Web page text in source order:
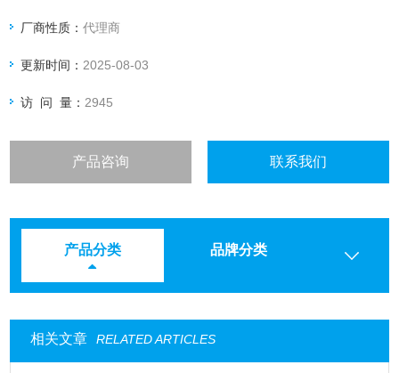
厂商性质：代理商
更新时间： 2025-08-03
访 问 量： 2945
产品咨询 联系我们
产品分类 品牌分类
相关文章 RELATED ARTICLES